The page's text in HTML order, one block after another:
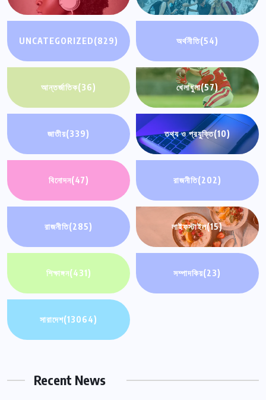
UNCATEGORIZED(829) অর্থনীতি(54)
আন্তর্জাতিক(36) খেলাধুলা(57)
জাতীয়(339) তথ্য ও প্রযুক্তি(10)
বিনোদন(47) রাজনীতি(202)
রাজনীতি(285) লাইফস্টাইল(15)
শিক্ষাঙ্গন(431) সম্পাদকিয়(23)
সারাদেশ(13064)
Recent News